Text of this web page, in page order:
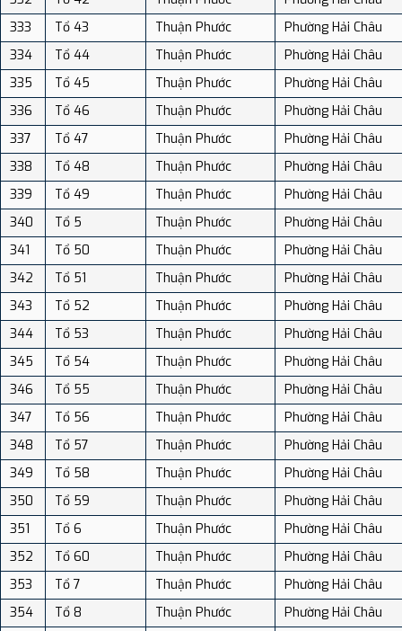
333
Tổ 43 Thuận Phước
Phường Hải Châu
334
Tổ 44 Thuận Phước
Phường Hải Châu
335
Tổ 45 Thuận Phước
Phường Hải Châu
336
Tổ 46 Thuận Phước
Phường Hải Châu
337
Tổ 47 Thuận Phước
Phường Hải Châu
338
Tổ 48 Thuận Phước
Phường Hải Châu
339
Tổ 49 Thuận Phước
Phường Hải Châu
340
Tổ 5 Thuận Phước
Phường Hải Châu
341
Tổ 50 Thuận Phước
Phường Hải Châu
342
Tổ 51 Thuận Phước
Phường Hải Châu
343
Tổ 52 Thuận Phước
Phường Hải Châu
344
Tổ 53 Thuận Phước
Phường Hải Châu
345
Tổ 54 Thuận Phước
Phường Hải Châu
346
Tổ 55 Thuận Phước
Phường Hải Châu
347
Tổ 56 Thuận Phước
Phường Hải Châu
348
Tổ 57 Thuận Phước
Phường Hải Châu
349
Tổ 58 Thuận Phước
Phường Hải Châu
350
Tổ 59 Thuận Phước
Phường Hải Châu
351
Tổ 6 Thuận Phước
Phường Hải Châu
352
Tổ 60 Thuận Phước
Phường Hải Châu
353
Tổ 7 Thuận Phước
Phường Hải Châu
354
Tổ 8 Thuận Phước
Phường Hải Châu